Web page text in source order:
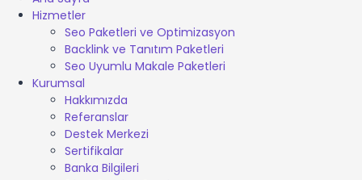
Hizmetler
Seo Paketleri ve Optimizasyon
Backlink ve Tanıtım Paketleri
Seo Uyumlu Makale Paketleri
Kurumsal
Hakkımızda
Referanslar
Destek Merkezi
Sertifikalar
Banka Bilgileri